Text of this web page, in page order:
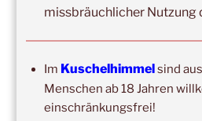
14:00 –20:00,3. Oktober
Wochenend-Event, 17.
2026
Wochenende für 2:1
14:00 –16:00,24. Oktober
missbräuchlicher Nutzung
Im Kuschelhimmelsind
Menschen ab 18 Jahren
einschränkungsfrei!